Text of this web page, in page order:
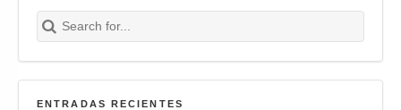
Search for:
Buscar
ENTRADAS RECIENTES